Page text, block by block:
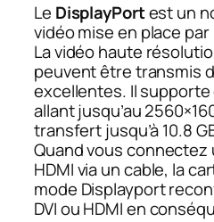
Le DisplayPortest un
vidéo mise en place
La vidéo haute
peuvent être transmis
excellentes. Il
allant jusqu’au
transfert jusqu’à 10.8
Quand vous connectez
HDMI via un cable, la
mode Displayport
DVI ou HDMI en